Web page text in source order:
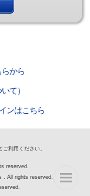
から
て）
ンはこちら
利用ください。
reserved.
All rights reserved.